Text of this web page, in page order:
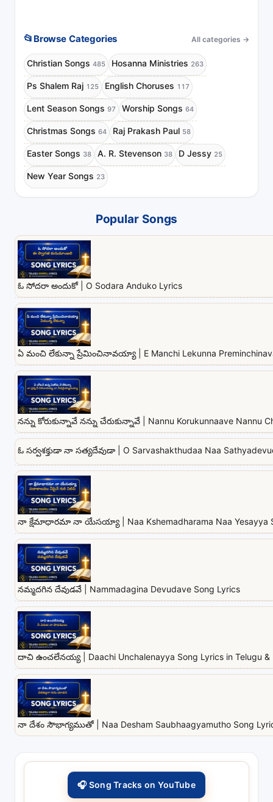
📂 Browse Categories All categories →
Christian Songs 485 Hosanna Ministries 263
Ps Shalem Raj 125 English Choruses 117
Lent Season Songs 97 Worship Songs 64
Christmas Songs 64 Raj Prakash Paul 58
Easter Songs 38 A. R. Stevenson 38 D Jessy 25
New Year Songs 23
Popular Songs
ఓ సోదరా అందుకో | O Sodara Anduko Lyrics
ఏ మంచి లేకున్నా ప్రేమించినావయ్యా | E Manchi Lekunna
నన్ను కోరుకున్నావే నన్ను చేరుకున్నావే | Nannu Korukunnaave Nannu
ఓ సర్వశక్తుడా నా సత్యదేవుడా | O Sarvashakthudaa Naa
నా క్షేమాధారమా నా యేసయ్యా | Naa Kshemadharama Naa Yesayya
నమ్మదగిన దేవుడవే | Nammadagina Devudave Song Lyrics
దాచి ఉంచలేనయ్య | Daachi Unchalenayya Song Lyrics in Telugu &
నా దేశం సౌభాగ్యముతో | Naa Desham Saubhaagyamutho Song
🎧 Song Tracks on YouTube